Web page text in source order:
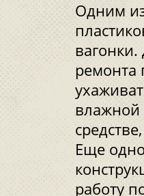
Одним
ремонта
Еще
работу